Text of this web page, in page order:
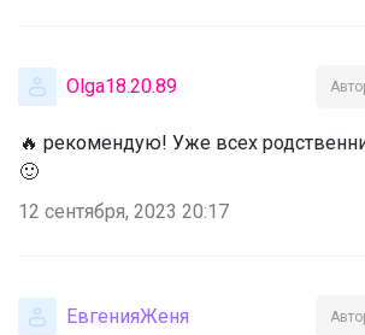
Olga18.20.89
🔥 рекомендую! Уже всех
🙂
12 сентября, 2023 20:17
ЕвгенияЖеня